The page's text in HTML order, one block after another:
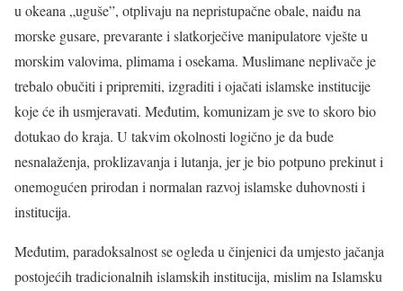
u okeana „uguše”, otplivaju na nepristupačne obale, naiđu na
morske gusare, prevarante i slatkorječive manipulatore vješte u
morskim valovima, plimama i osekama. Muslimane neplivače je
trebalo obučiti i pripremiti, izgraditi i ojačati islamske institucije
koje će ih usmjeravati. Međutim, komunizam je sve to skoro bio
dotukao do kraja. U takvim okolnosti logično je da bude
nesnalaženja, proklizavanja i lutanja, jer je bio potpuno prekinut i
onemogućen prirodan i normalan razvoj islamske duhovnosti i
institucija.
Međutim, paradoksalnost se ogleda u činjenici da umjesto jačanja
postojećih tradicionalnih islamskih institucija, mislim na Islamsku